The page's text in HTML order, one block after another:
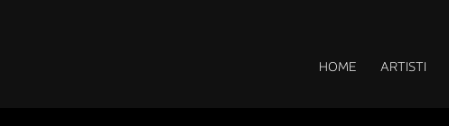
HOME ARTISTI